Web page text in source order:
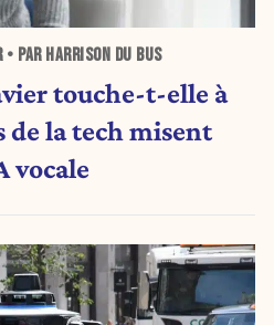
• PAR HARRISON DU BUS
touche-t-elle à
de la tech misent
vocale